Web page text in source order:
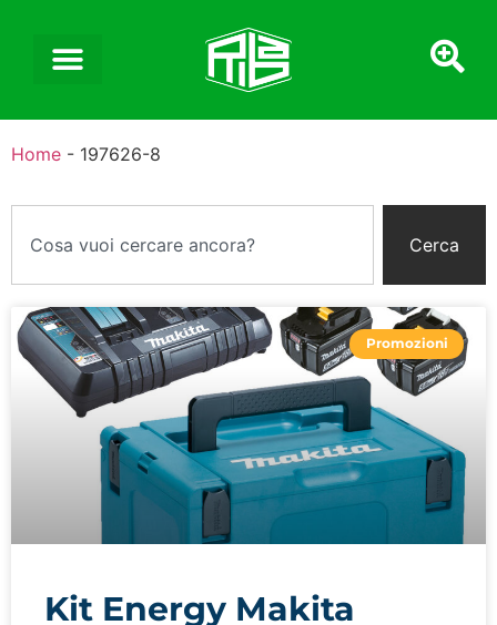
Home - 197626-8
Cerca
Promozioni
Kit Energy Makita